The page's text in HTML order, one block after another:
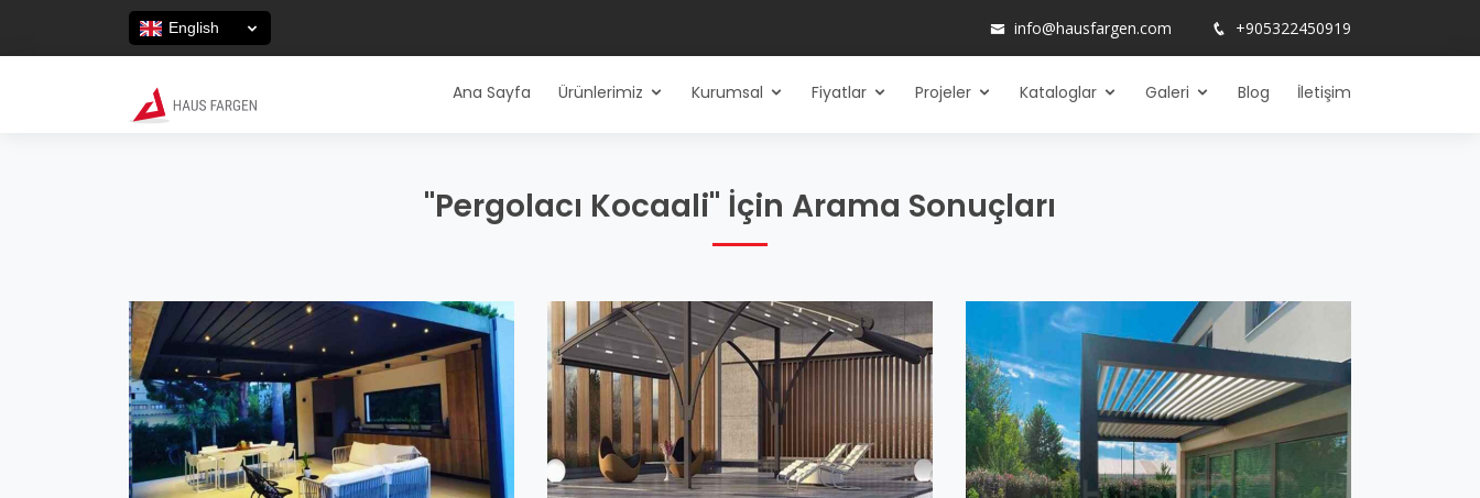
English info@hausfargen.com +905322450919
Ana Sayfa Ürünlerimiz Kurumsal Fiyatlar Projeler Kataloglar Galeri Blog İletişim
"Pergolacı Kocaali" İçin Arama Sonuçları